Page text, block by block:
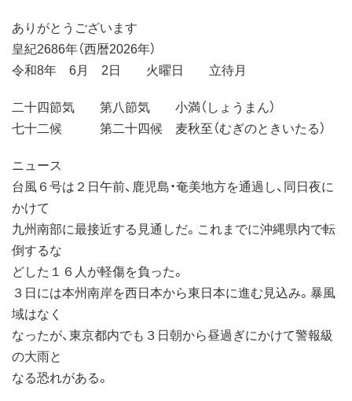
ありがとうございます
皇紀2686年（西暦2026年）
令和8年 6月 2日 火曜日 立待月
二十四節気 第八節気 小満（しょうまん）
七十二候 第二十四候 麦秋至（むぎのときいたる）
ニュース
台風６号は２日午前、鹿児島・奄美地方を通過し、同日夜に
かけて
九州南部に最接近する見通しだ。これまでに沖縄県内で転
倒するな
どした１６人が軽傷を負った。
３日には本州南岸を西日本から東日本に進む見込み。暴風
域はなく
なったが、東京都内でも３日朝から昼過ぎにかけて警報級
の大雨と
なる恐れがある。